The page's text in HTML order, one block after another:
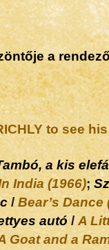
a
to see
a kis
India (1966);
/Bear’s Dance
autó / A
Goat and a